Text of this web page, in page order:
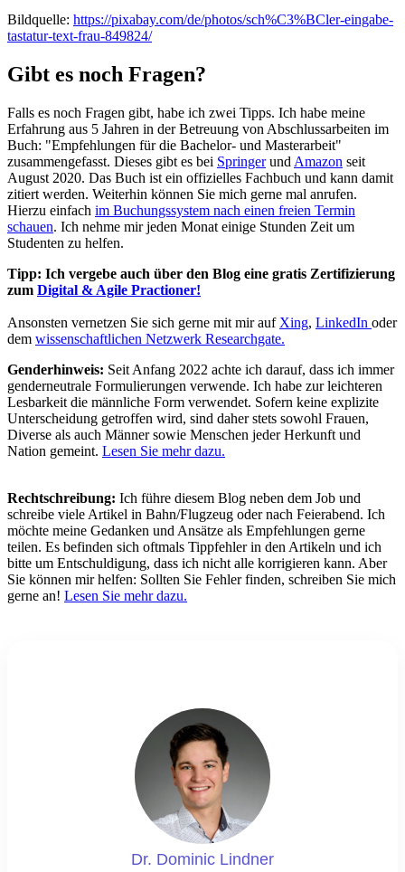
Bildquelle: https://pixabay.com/de/photos/sch%C3%BCler-eingabe-
tastatur-text-frau-849824/
Gibt es noch Fragen?
Falls es noch Fragen gibt, habe ich zwei Tipps. Ich habe meine
Erfahrung aus 5 Jahren in der Betreuung von Abschlussarbeiten im
Buch: "Empfehlungen für die Bachelor- und Masterarbeit"
zusammengefasst. Dieses gibt es bei Springerund Amazon seit
August 2020. Das Buch ist ein offizielles Fachbuch und kann damit
zitiert werden. Weiterhin können Sie mich gerne mal anrufen.
Hierzu einfach im Buchungssystem nach einen freien Termin
schauen. Ich nehme mir jeden Monat einige Stunden Zeit um
Studenten zu helfen.
Tipp: Ich vergebe auch über den Blog eine gratis Zertifizierung
zum Digital & Agile Practioner!
Ansonsten vernetzen Sie sich gerne mit mir auf Xing, LinkedIn oder
dem wissenschaftlichen Netzwerk Researchgate.
Genderhinweis: Seit Anfang 2022 achte ich darauf, dass ich immer
genderneutrale Formulierungen verwende. Ich habe zur leichteren
Lesbarkeit die männliche Form verwendet. Sofern keine explizite
Unterscheidung getroffen wird, sind daher stets sowohl Frauen,
Diverse als auch Männer sowie Menschen jeder Herkunft und
Nation gemeint. Lesen Sie mehr dazu.
Rechtschreibung: Ich führe diesem Blog neben dem Job und
schreibe viele Artikel in Bahn/Flugzeug oder nach Feierabend. Ich
möchte meine Gedanken und Ansätze als Empfehlungen gerne
teilen. Es befinden sich oftmals Tippfehler in den Artikeln und ich
bitte um Entschuldigung, dass ich nicht alle korrigieren kann. Aber
Sie können mir helfen: Sollten Sie Fehler finden, schreiben Sie mich
gerne an! Lesen Sie mehr dazu.
Dr. Dominic Lindner